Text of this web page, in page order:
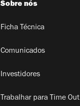
Sobre nós
Ficha Técnica
Comunicados
Investidores
Trabalhar para Time Out